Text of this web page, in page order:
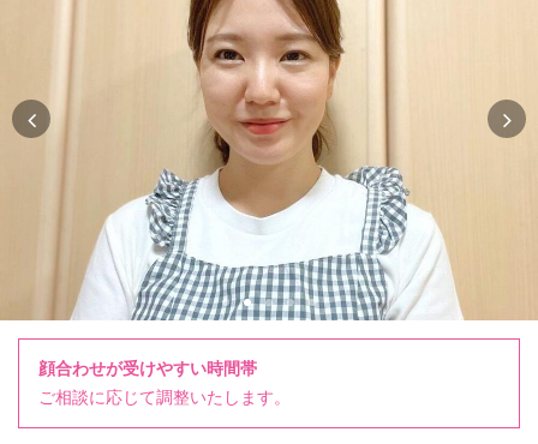
顔合わせが受けやすい時間帯
ご相談に応じて調整いたします。